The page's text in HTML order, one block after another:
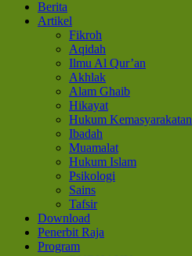
Berita
Artikel
Fikroh
Aqidah
Ilmu Al Qur’an
Akhlak
Alam Ghaib
Hikayat
Hukum Kemasyarakatan
Ibadah
Muamalat
Hukum Islam
Psikologi
Sains
Tafsir
Download
Penerbit Raja
Program